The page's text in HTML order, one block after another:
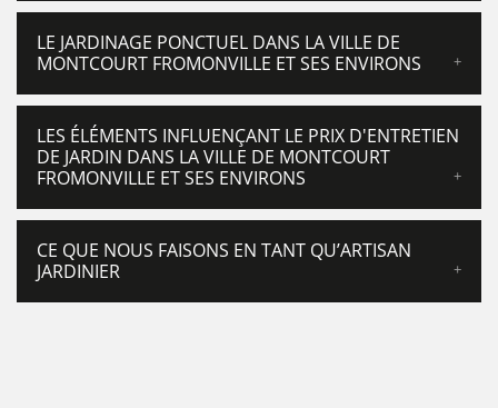
LE JARDINAGE PONCTUEL DANS LA VILLE DE
MONTCOURT FROMONVILLE ET SES ENVIRONS
LES ÉLÉMENTS INFLUENÇANT LE PRIX D'ENTRETIEN
DE JARDIN DANS LA VILLE DE MONTCOURT
FROMONVILLE ET SES ENVIRONS
CE QUE NOUS FAISONS EN TANT QU’ARTISAN
JARDINIER